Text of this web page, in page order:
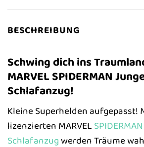
BESCHREIBUNG
Schwing dich ins
MARVEL SPIDERMAN
Schlafanzug!
Kleine Superhelden
lizenzierten MARVEL SPIDERMAN
Schlafanzugwerden Träume